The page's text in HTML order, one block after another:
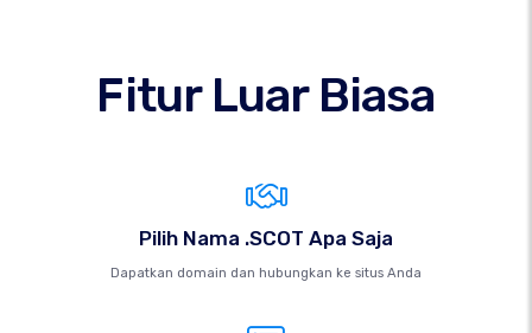
Fitur Luar Biasa
Pilih Nama .SCOT Apa Saja
Dapatkan domain dan hubungkan ke situs Anda